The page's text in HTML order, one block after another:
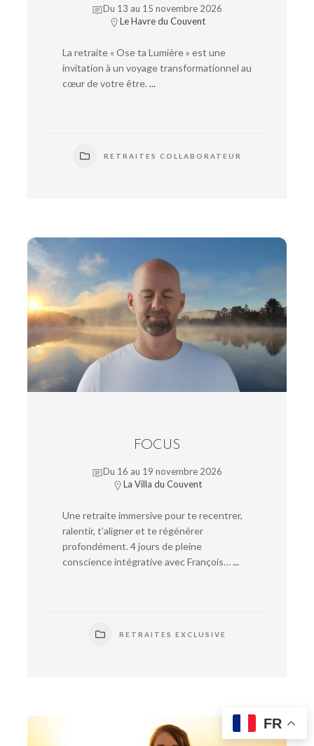
Du 13 au 15 novembre 2026
Le Havre du Couvent
La retraite « Ose ta Lumière » est une
invitation à un voyage transformationnel au
cœur de votre être. ...
RETRAITES COLLABORATEUR
FOCUS
Du 16 au 19 novembre 2026
La Villa du Couvent
Une retraite immersive pour te recentrer,
ralentir, t’aligner et te régénérer
profondément. 4 jours de pleine
conscience intégrative avec François…...
RETRAITES EXCLUSIVE
FR